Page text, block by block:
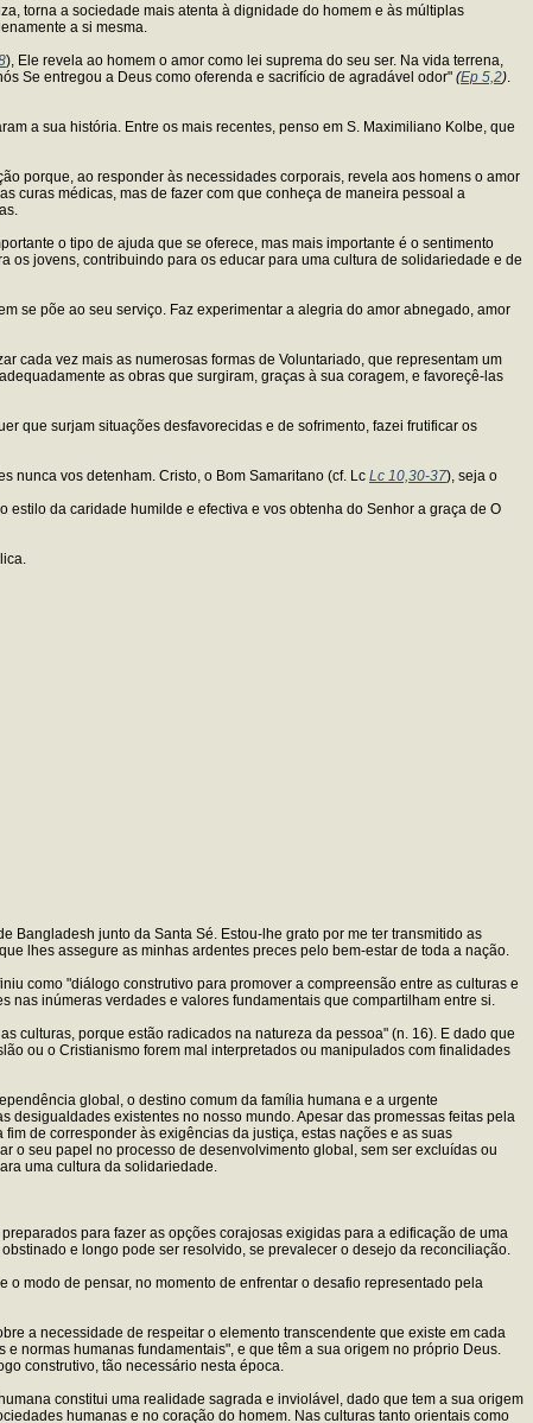
torna a sociedade mais atenta à dignidade do homem e às múltiplas
a si mesma.
), Ele revela ao homem o amor como lei suprema do seu ser. Na vida terrena,
Se entregou a Deus como oferenda e sacrifício de agradável odor" (Ep 5,2)
a sua história. Entre os mais recentes, penso em S. Maximiliano Kolbe, que
porque, ao responder às necessidades corporais, revela aos homens o amor
curas médicas, mas de fazer com que conheça de maneira pessoal a
o tipo de ajuda que se oferece, mas mais importante é o sentimento
os jovens, contribuindo para os educar para uma cultura de solidariedade e de
se põe ao seu serviço. Faz experimentar a alegria do amor abnegado, amor
cada vez mais as numerosas formas de Voluntariado, que representam um
as obras que surgiram, graças à sua coragem, e favoreçê-las
que surjam situações desfavorecidas e de sofrimento, fazei frutificar os
nunca vos detenham. Cristo, o Bom Samaritano (cf. Lc Lc 10,30-37), seja o
estilo da caridade humilde e efectiva e vos obtenha do Senhor a graça de O
Bangladesh junto da Santa Sé. Estou-lhe grato por me ter transmitido as
lhes assegure as minhas ardentes preces pelo bem-estar de toda a nação.
como "diálogo construtivo para promover a compreensão entre as culturas e
nas inúmeras verdades e valores fundamentais que compartilham entre si.
culturas, porque estão radicados na natureza da pessoa" (n. 16). E dado que
ou o Cristianismo forem mal interpretados ou manipulados com finalidades
global, o destino comum da família humana e a urgente
existentes no nosso mundo. Apesar das promessas feitas pela
de corresponder às exigências da justiça, estas nações e as suas
o seu papel no processo de desenvolvimento global, sem ser excluídas ou
uma cultura da solidariedade.
para fazer as opções corajosas exigidas para a edificação de uma
e longo pode ser resolvido, se prevalecer o desejo da reconciliação.
modo de pensar, no momento de enfrentar o desafio representado pela
a necessidade de respeitar o elemento transcendente que existe em cada
normas humanas fundamentais", e que têm a sua origem no próprio Deus.
construtivo, tão necessário nesta época.
constitui uma realidade sagrada e inviolável, dado que tem a sua origem
humanas e no coração do homem. Nas culturas tanto orientais como